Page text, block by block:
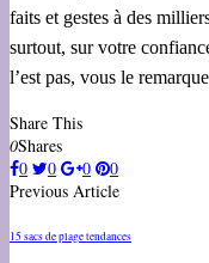
faits et gestes à des
surtout, sur votre
l’est pas, vous le
Share This
0Shares
0
0 0
0
Previous Article
15 sacs de plage tendances